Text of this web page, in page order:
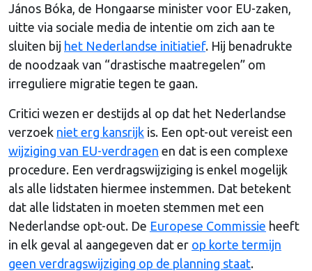
János Bóka, de Hongaarse minister voor EU-zaken,
uitte via sociale media de intentie om zich aan te
sluiten bij het Nederlandse initiatief. Hij benadrukte
de noodzaak van “drastische maatregelen” om
irreguliere migratie tegen te gaan.
Critici wezen er destijds al op dat het Nederlandse
verzoek niet erg kansrijk is. Een opt-out vereist een
wijziging van EU-verdragen en dat is een complexe
procedure. Een verdragswijziging is enkel mogelijk
als alle lidstaten hiermee instemmen. Dat betekent
dat alle lidstaten in moeten stemmen met een
Nederlandse opt-out. De Europese Commissie heeft
in elk geval al aangegeven dat er op korte termijn
geen verdragswijziging op de planning staat.